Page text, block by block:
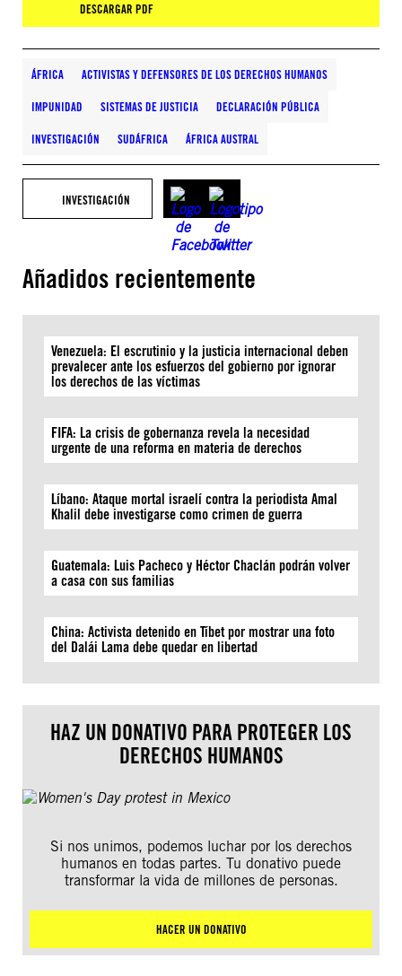
DESCARGAR PDF
ÁFRICA ACTIVISTAS Y DEFENSORES DE LOS DERECHOS HUMANOS
IMPUNIDAD SISTEMAS DE JUSTICIA DECLARACIÓN PÚBLICA
INVESTIGACIÓN SUDÁFRICA ÁFRICA AUSTRAL
INVESTIGACIÓN
Añadidos recientemente
Venezuela: El escrutinio y la justicia internacional deben
prevalecer ante los esfuerzos del gobierno por ignorar
los derechos de las víctimas
FIFA: La crisis de gobernanza revela la necesidad
urgente de una reforma en materia de derechos
Líbano: Ataque mortal israelí contra la periodista Amal
Khalil debe investigarse como crimen de guerra
Guatemala: Luis Pacheco y Héctor Chaclán podrán volver
a casa con sus familias
China: Activista detenido en Tíbet por mostrar una foto
del Dalái Lama debe quedar en libertad
HAZ UN DONATIVO PARA PROTEGER LOS
DERECHOS HUMANOS
Si nos unimos, podemos luchar por los derechos
humanos en todas partes. Tu donativo puede
transformar la vida de millones de personas.
HACER UN DONATIVO